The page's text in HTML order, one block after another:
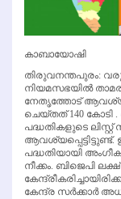
കാബായോഷി
തിരുവനന്തപുരം:
നിയമസഭയില്‍ താമര
നേതൃത്തോട്
ചെയ്തത് 140
പദ്ധതികളുടെ ലിസ്റ്റ്
പദ്ധതിയായി
നീക്കം. ബിജെപി
കേന്ദ്ര സര്‍ക്കാര്‍